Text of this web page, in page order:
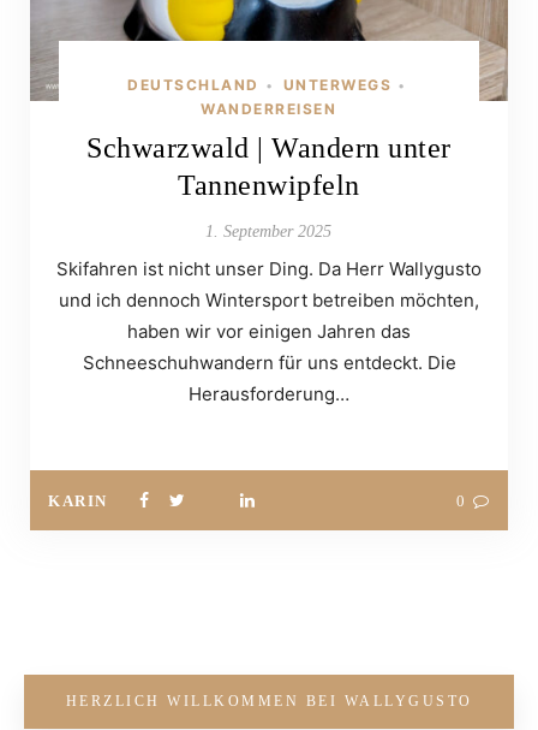
DEUTSCHLAND • UNTERWEGS •
WANDERREISEN
Schwarzwald | Wandern unter
Tannenwipfeln
1. September 2025
Skifahren ist nicht unser Ding. Da Herr Wallygusto
und ich dennoch Wintersport betreiben möchten,
haben wir vor einigen Jahren das
Schneeschuhwandern für uns entdeckt. Die
Herausforderung…
KARIN 0
HERZLICH WILLKOMMEN BEI WALLYGUSTO